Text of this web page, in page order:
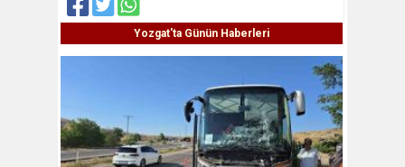
Yozgat'ta Günün Haberleri